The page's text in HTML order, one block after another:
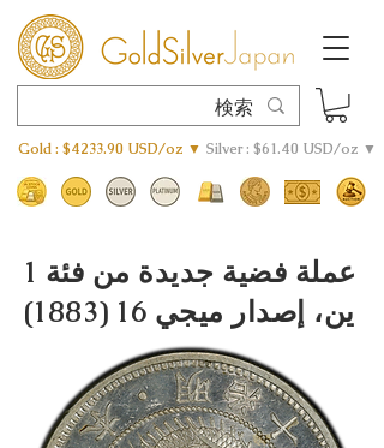
Gold : $4233.90 USD/oz ▼ Silver : $61.40 USD/oz ▼
عملة فضية جديدة من فئة 1
ين، إصدار ميجي 16 (1883)